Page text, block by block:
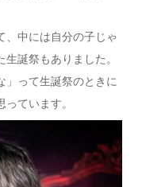
、中には自分の子じゃ
誕祭もありました。
」って生誕祭のときに
ています。